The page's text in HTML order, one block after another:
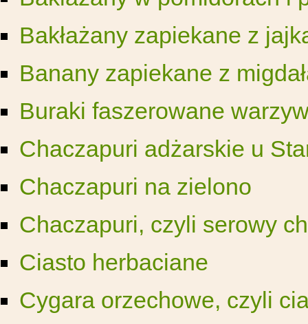
Bakłażany zapiekane z
Banany zapiekane z
Buraki faszerowane
Chaczapuri adżarskie u
Chaczapuri na zielono
Chaczapuri, czyli serowy
Ciasto herbaciane
Cygara orzechowe, czyli